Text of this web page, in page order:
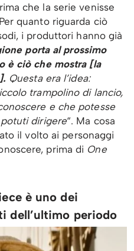
che la serie venisse
quanto riguarda ciò
i produttori hanno già
porta al prossimo
è ciò che mostra [la
Questa era l’idea:
trampolino di lancio,
e che potesse
dirigere“. Ma cosa
il volto ai personaggi
prima di One
è uno dei
dell’ultimo periodo